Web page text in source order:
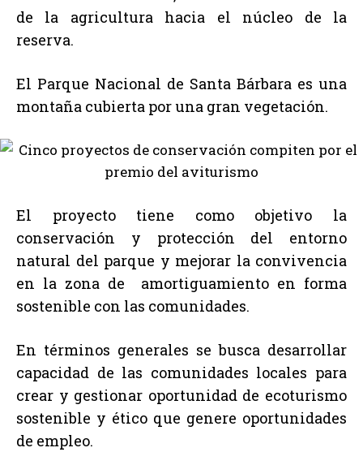
de la agricultura hacia el núcleo de la
reserva.
El Parque Nacional de Santa Bárbara es una
montaña cubierta por una gran vegetación.
El proyecto tiene como objetivo la
conservación y protección del entorno
natural del parque y mejorar la convivencia
en la zona de amortiguamiento en forma
sostenible con las comunidades.
En términos generales se busca desarrollar
capacidad de las comunidades locales para
crear y gestionar oportunidad de ecoturismo
sostenible y ético que genere oportunidades
de empleo.